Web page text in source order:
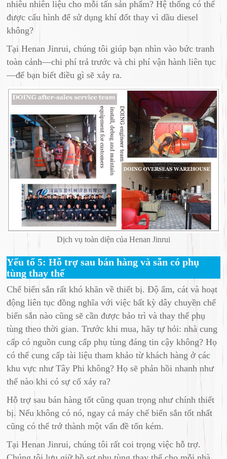
nhiêu nhiên liệu cho mỗi tấn sản phẩm? Hệ thống có thể
được cấu hình để sử dụng khí đốt thay vì dầu diesel
không?
Tại Henan Jinrui, chúng tôi giúp bạn nhìn vào bức tranh
toàn cảnh—chi phí trả trước và chi phí vận hành liên tục
—để bạn biết điều gì sẽ xảy ra.
Dịch vụ toàn diện của Henan Jinrui
Yếu tố 5: Hỗ trợ sau bán hàng và sẵn có phụ
tùng thay thế
Chế biến sắn rất khó khăn về thiết bị. Độ ẩm, cát và hoạt
động liên tục đồng nghĩa với việc bất kỳ dây chuyền chế
biến sắn nào cũng sẽ cần được bảo trì và thay thế phụ
tùng theo thời gian. Trước khi mua, hãy tự hỏi: nhà cung
cấp có nguồn cung cấp phụ tùng đáng tin cậy không? Họ
có thể cung cấp tài liệu tham khảo từ khách hàng ở các
khu vực như Tây Phi không? Họ sẽ phản hồi nhanh như
thế nào khi có sự cố xảy ra?
Hỗ trợ sau bán hàng tốt cũng quan trọng như chính thiết
bị. Nếu không có nó, ngay cả máy chế biến sắn tốt nhất
cũng có thể trở thành một vấn đề tốn kém.
Tại Henan Jinrui, chúng tôi rất coi trọng việc hỗ trợ.